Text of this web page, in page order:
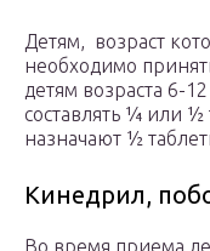
Детям, возраст
необходимо
детям возраста 6-
составлять ¼ или ½
назначают ½
Кинедрил,
Во время приема